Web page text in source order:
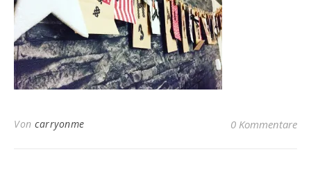
Von carryonme 0 Kommentare